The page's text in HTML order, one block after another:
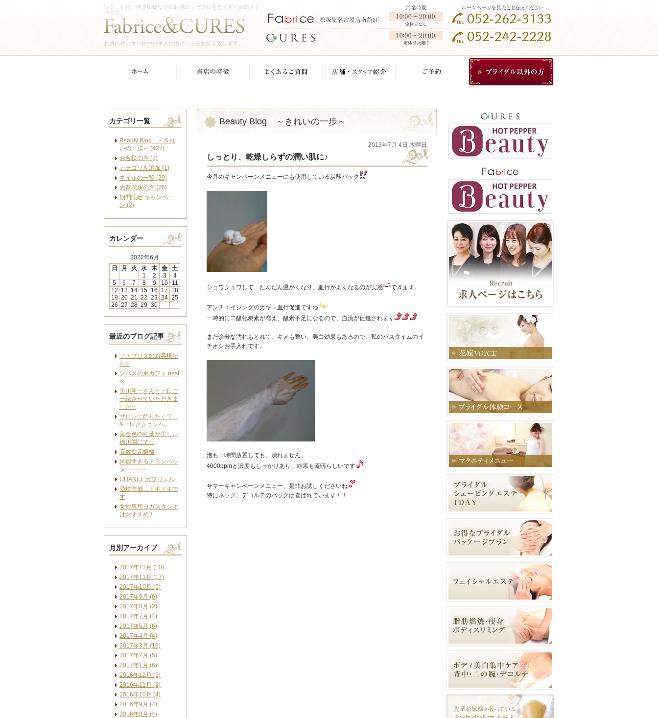
シミ、しわ、吹き出物などのお肌のトラブルを無くすためのアド
バイス。
お肌に良い食べ物やお手入れポイントをお伝え致します。
Beauty Blog ～きれいの一歩～
2013年7月 4日 木曜日
しっとり、乾燥しらずの潤い肌に♪
今月のキャンペーンメニューにも使用している炭酸パック
シュワシュワして、だんだん温かくなり、血行がよくなるのが実感 できます。
アンチエイジングのカギ＝血行促進ですね
一時的に二酸化炭素が増え、酸素不足になるので、血流が促進されます
また余分な汚れもとれて、キメも整い、美白効果もあるので、私のバスタイムのイ
チオシお手入れです。
泡も一時間放置しても、潰れません。
4000ppmと濃度もしっかりあり、結果も素晴らしいです
サマーキャンペーンメニュー、是非お試しくださいね
特にネック、デコルテのパックは喜ばれています！！
カテゴリ一覧
Beauty Blog ～きれ
いの一歩～ (422)
お客様の声 (2)
カテゴリを追加 (1)
ネイルの一覧 (29)
先輩花嫁の声 (76)
期間限定 キャンペー
ン (2)
カレンダー
2022年6月
日
月 火 水 木 金
土
1
2 3
4
5
6 7 8 9 10
11
12 13 14 15 16 17
18
19 20 21 22 23 24 25
26 27 28 29 30
最近のブログ記事
ファブリスのお客様か
ら✨
ツバメの巣カフェ nest
is
美川憲一さんと一日ご
一緒させていただきま
した✨
サロンに飾りたくて…
&コレクションへ。
黄金色の紅葉が美しい
徳川園にて✨
素敵な花嫁様
綺麗すぎるトランペッ
ター✨✨✨
CHANEL ガブリエル
受験準備…ドキドキで
す
女性専用ヨガスタジオ
はおすすめ！
月別アーカイブ
2017年12月 (10)
2017年11月 (17)
2017年10月 (5)
2017年9月 (6)
2017年8月 (2)
2017年7月 (4)
2017年5月 (6)
2017年4月 (4)
2017年3月 (13)
2017年2月 (5)
2017年1月 (6)
2016年12月 (3)
2016年11月 (2)
2016年10月 (4)
2016年9月 (4)
2016年8月 (4)